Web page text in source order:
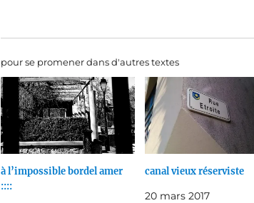
pour se promener dans d'autres textes
à l’impossible bordel amer
::::
canal vieux réserviste
20 mars 2017